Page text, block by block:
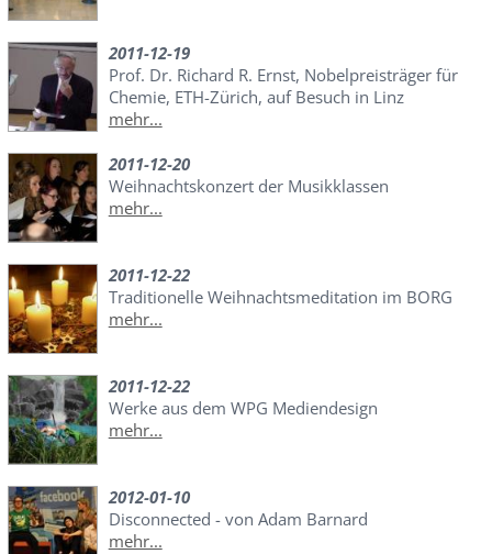
2011-12-19
Prof. Dr. Richard R. Ernst, Nobelpreisträger für
Chemie, ETH-Zürich, auf Besuch in Linz
mehr...
2011-12-20
Weihnachtskonzert der Musikklassen
mehr...
2011-12-22
Traditionelle Weihnachtsmeditation im BORG
mehr...
2011-12-22
Werke aus dem WPG Mediendesign
mehr...
2012-01-10
Disconnected - von Adam Barnard
mehr...